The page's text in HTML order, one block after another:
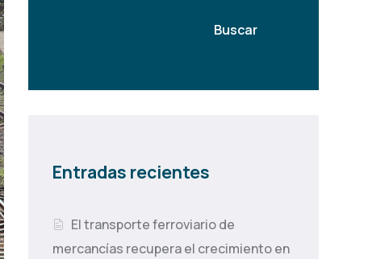
Buscar
Entradas recientes
El transporte ferroviario de
mercancías recupera el crecimiento en